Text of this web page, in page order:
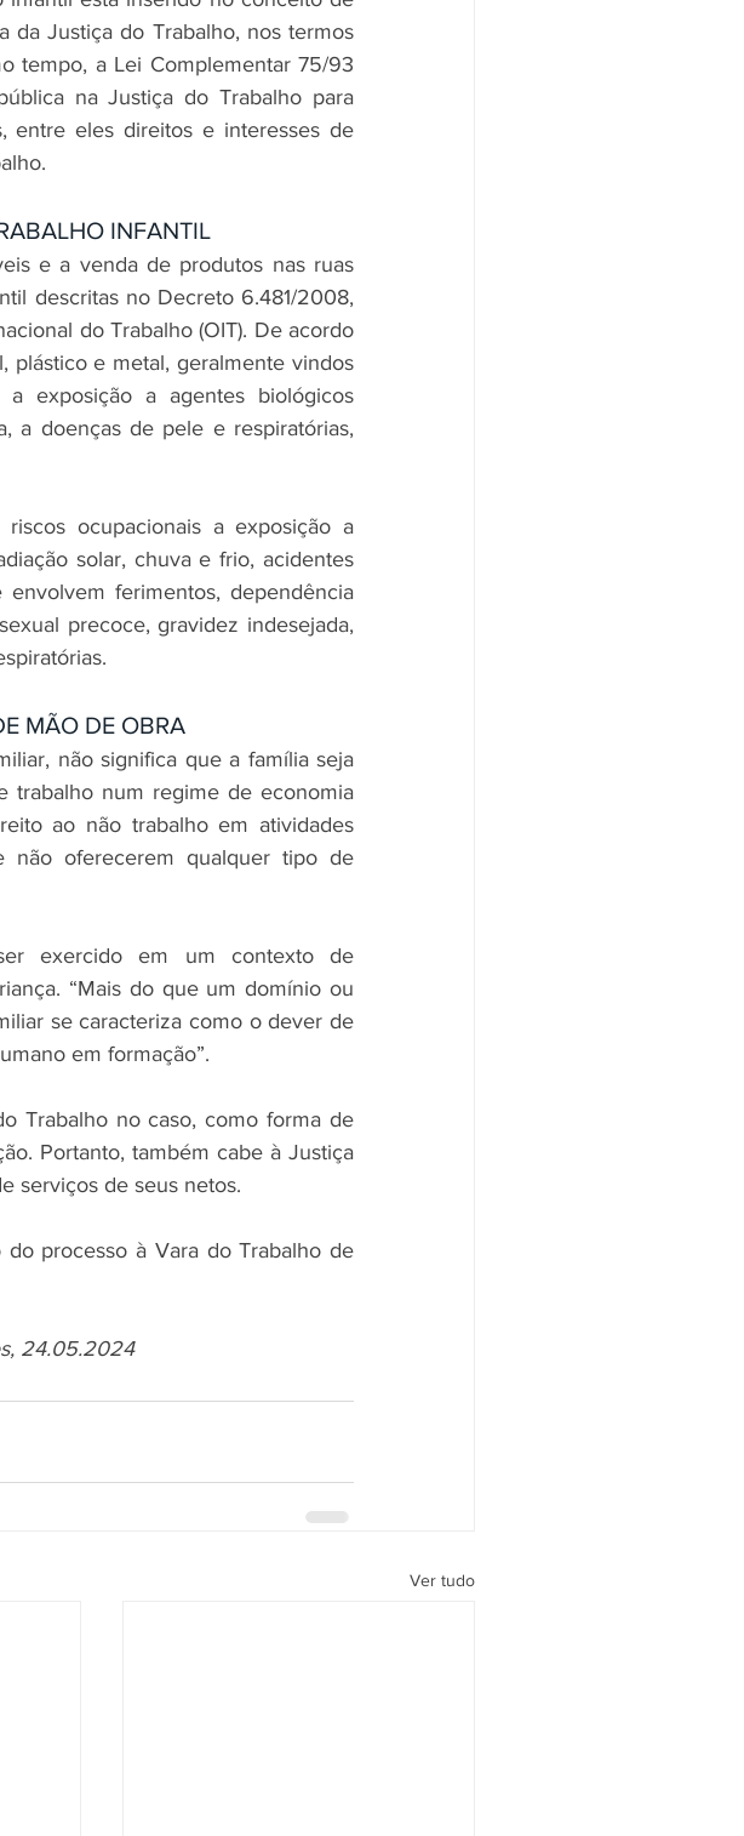
da Justiça do Trabalho, nos termos
tempo, a Lei Complementar 75/93
na Justiça do Trabalho para
entre eles direitos e interesses de
INFANTIL
e a venda de produtos nas ruas
descritas no Decreto 6.481/2008,
do Trabalho (OIT). De acordo
plástico e metal, geralmente vindos
exposição a agentes biológicos
a doenças de pele e respiratórias,
ocupacionais a exposição a
solar, chuva e frio, acidentes
ferimentos, dependência
precoce, gravidez indesejada,
MÃO DE OBRA
não significa que a família seja
trabalho num regime de economia
ao não trabalho em atividades
não oferecerem qualquer tipo de
exercido em um contexto de
“Mais do que um domínio ou
se caracteriza como o dever de
em formação”.
Trabalho no caso, como forma de
Portanto, também cabe à Justiça
serviços de seus netos.
processo à Vara do Trabalho de
24.05.2024
Ver tudo